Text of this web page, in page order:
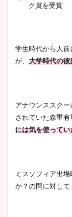
ク賞を受賞
学生時代から人
が、 大学時代の
アナウンススク
されていた森重有
には気を使って
ミスソフィア出
か？の問に対して